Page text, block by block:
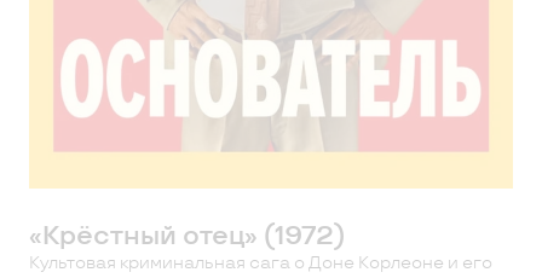
«Крёстный отец» (1972)
Культовая криминальная сага о Доне Корлеоне и его